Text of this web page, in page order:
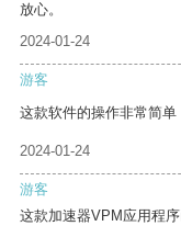
放心。
2024-01-24
游客
这款软件的操作非常简单
2024-01-24
游客
这款加速器VPM应用程